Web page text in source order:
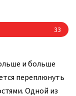
33
и больше
переплюнуть
Одной из